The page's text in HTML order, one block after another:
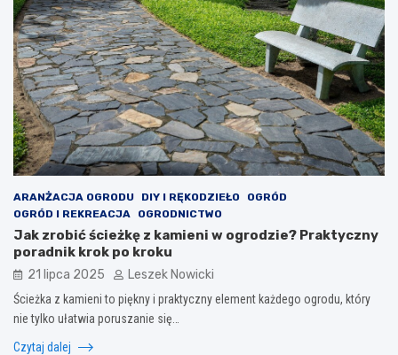
ARANŻACJA OGRODU DIY I RĘKODZIEŁO
OGRÓD
OGRÓD I REKREACJA
OGRODNICTWO
Jak zrobić ścieżkę z kamieni w ogrodzie? Praktyczny
poradnik krok po kroku
21 lipca 2025 Leszek Nowicki
Ścieżka z kamieni to piękny i praktyczny element każdego ogrodu, który
nie tylko ułatwia poruszanie się…
Czytaj dalej